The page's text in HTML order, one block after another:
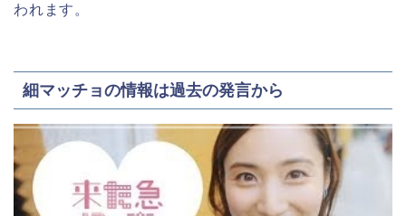
われます。
細マッチョの情報は過去の発言から